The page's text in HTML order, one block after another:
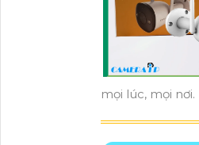
mọi lúc, mọi nơi.